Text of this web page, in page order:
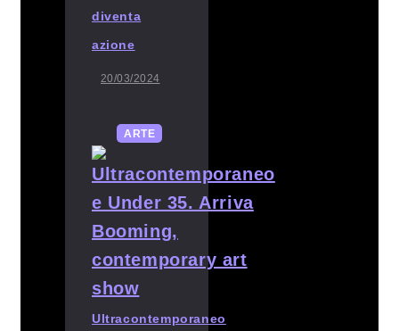
diventa
azione
20/03/2024
ARTE
Ultracontemporaneo